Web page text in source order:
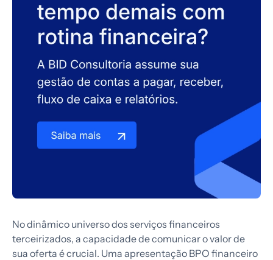
No dinâmico universo dos serviços financeiros
terceirizados, a capacidade de comunicar o valor de
sua oferta é crucial. Uma apresentação BPO financeiro